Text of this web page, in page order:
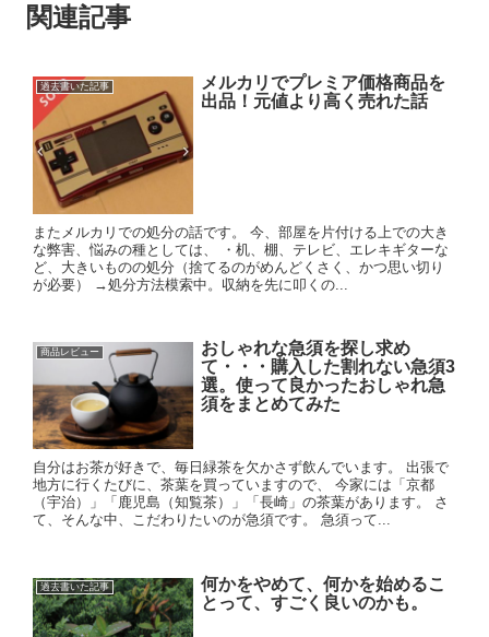
関連記事
過去書いた記事
メルカリでプレミア価格商品を
出品！元値より高く売れた話
またメルカリでの処分の話です。 今、部屋を片付ける上での大き
な弊害、悩みの種としては、 ・机、棚、テレビ、エレキギターな
ど、大きいものの処分（捨てるのがめんどくさく、かつ思い切り
が必要） →処分方法模索中。収納を先に叩くの...
商品レビュー
おしゃれな急須を探し求め
て・・・購入した割れない急須3
選。使って良かったおしゃれ急
須をまとめてみた
自分はお茶が好きで、毎日緑茶を欠かさず飲んでいます。 出張で
地方に行くたびに、茶葉を買っていますので、 今家には「京都
（宇治）」「鹿児島（知覧茶）」「長崎」の茶葉があります。 さ
て、そんな中、こだわりたいのが急須です。 急須って...
過去書いた記事
何かをやめて、何かを始めるこ
とって、すごく良いのかも。